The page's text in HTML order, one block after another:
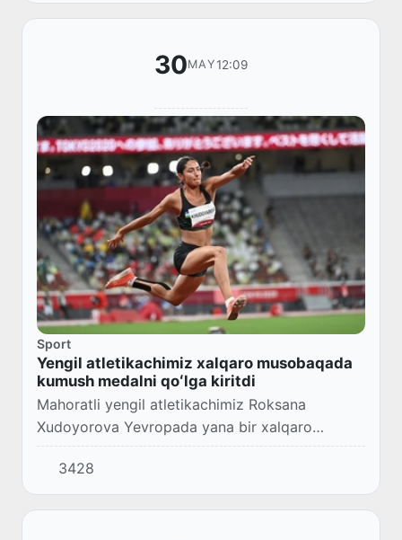
30MAY12:09
Sport
Yengil atletikachimiz xalqaro musobaqada
kumush medalni qoʻlga kiritdi
Mahoratli yengil atletikachimiz Roksana
Xudoyorova Yevropada yana bir xalqaro
musobaqada ishtirok etdi.
3428